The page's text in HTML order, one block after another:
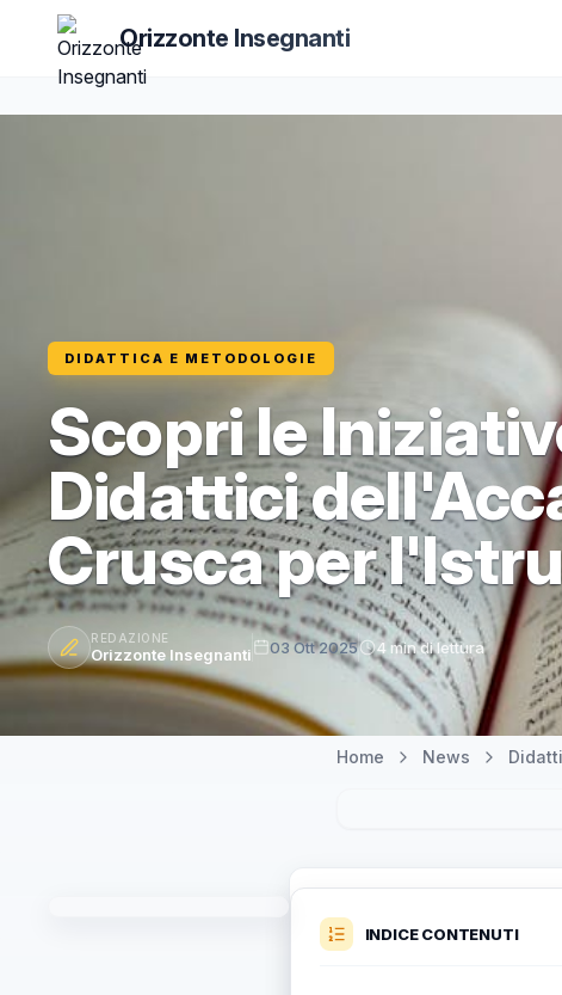
Orizzonte Insegnanti
DIDATTICA E METODOLOGIE
Scopri le
Didattici
Crusca per
REDAZIONE
Orizzonte Insegnanti 03 Ott 2025 4 min di lettura
Home News
INDICE CONTENUTI